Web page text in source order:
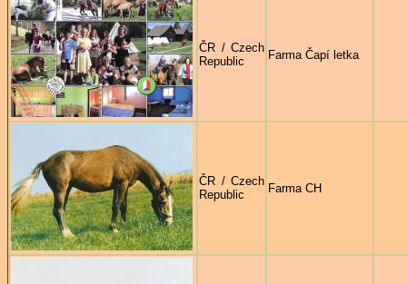
ČR / Czech
Republic
Farma Čapí letka
ČR / Czech
Republic
Farma CH